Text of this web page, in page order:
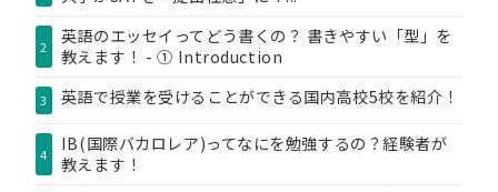
2
英語のエッセイってどう書くの？ 書きやすい「型」を
教えます！ - ① Introduction
3 英語で授業を受けることができる国内高校5校を紹介！
4
IB(国際バカロレア)ってなにを勉強するの？経験者が
教えます！